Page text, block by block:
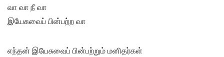
வா வா நீ வா
இயேசுவைப் பின்பற்ற வா
எந்தன் இயேசுவைப் பின்பற்றும் மனிதர்கள்